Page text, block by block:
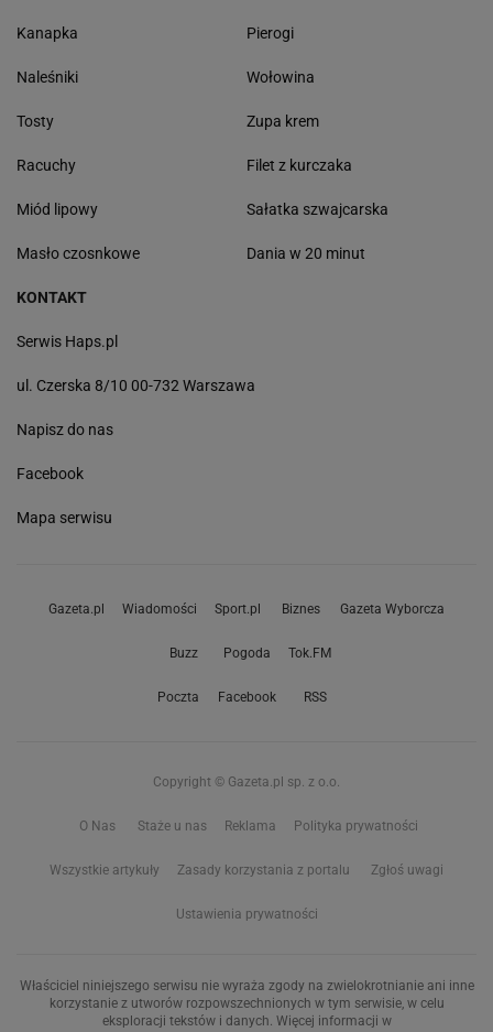
Kanapka
Naleśniki
Tosty
Racuchy
Miód lipowy
Masło czosnkowe
Pierogi
Wołowina
Zupa krem
Filet z kurczaka
Sałatka szwajcarska
Dania w 20 minut
KONTAKT
Serwis Haps.pl
ul. Czerska 8/10 00-732 Warszawa
Napisz do nas
Facebook
Mapa serwisu
Gazeta.pl Wiadomości Sport.pl Biznes Gazeta Wyborcza
Buzz Pogoda Tok.FM
Poczta Facebook RSS
Copyright © Gazeta.pl sp. z o.o.
O Nas Staże u nas Reklama Polityka prywatności
Wszystkie artykuły Zasady korzystania z portalu Zgłoś uwagi
Ustawienia prywatności
Właściciel niniejszego serwisu nie wyraża zgody na zwielokrotnianie ani inne
korzystanie z utworów rozpowszechnionych w tym serwisie, w celu
eksploracji tekstów i danych. Więcej informacji w